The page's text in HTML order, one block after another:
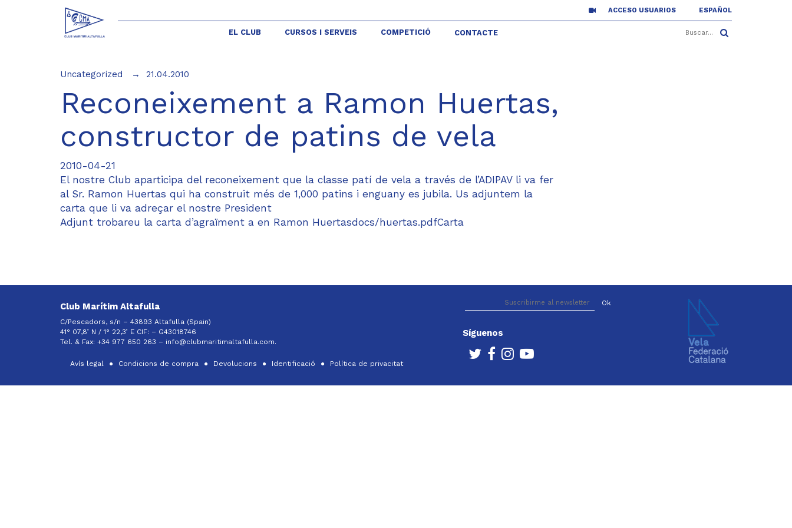
ACCESO USUARIOS ESPAÑOL
EL CLUB CURSOS I SERVEIS COMPETICIÓ CONTACTE
Uncategorized 21.04.2010
Reconeixement a Ramon Huertas,
constructor de patins de vela
2010-04-21
El nostre Club aparticipa del reconeixement que la classe patí de vela a través de l’ADIPAV li va fer
al Sr. Ramon Huertas qui ha construit més de 1,000 patins i enguany es jubila. Us adjuntem la
carta que li va adreçar el nostre President
Adjunt trobareu la carta d’agraïment a en Ramon Huertasdocs/huertas.pdfCarta
Club Marítim Altafulla
C/Pescadors, s/n – 43893 Altafulla (Spain)
41° 07,8’ N / 1° 22,3’ E CIF: – G43018746
Tel. & Fax: +34 977 650 263 – info@clubmaritimaltafulla.com.
Avís legal Condicions de compra Devolucions Identificació Política de privacitat
Síguenos